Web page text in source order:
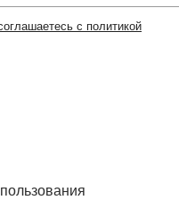
с политикой